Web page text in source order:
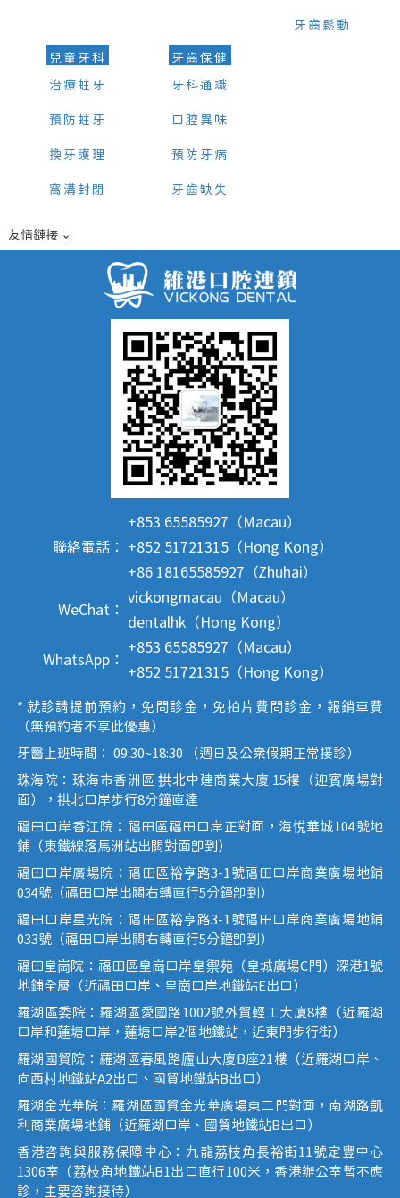
牙齒鬆動
兒童牙科
治療蛀牙
預防蛀牙
換牙護理
窩溝封閉
牙齒保健
牙科通識
口腔異味
預防牙病
牙齒缺失
友情鏈接
聯絡電話：
+853 65585927（Macau）
+852 51721315（Hong Kong）
+86 18165585927（Zhuhai）
WeChat：
vickongmacau（Macau）
dentalhk（Hong Kong）
WhatsApp：
+853 65585927（Macau）
+852 51721315（Hong Kong）
* 就診請提前預約，免問診金，免拍片費問診金，報銷車費
（無預約者不享此優惠）
牙醫上班時間： 09:30~18:30 （週日及公眾假期正常接診）
珠海院：珠海市香洲區 拱北中建商業大廈 15樓（迎賓廣場對
面），拱北口岸步行8分鐘直達
福田口岸香江院：福田區福田口岸正對面，海悅華城104號地
鋪（東鐵線落馬洲站出關對面即到）
福田口岸廣場院：福田區裕亨路3-1號福田口岸商業廣場地鋪
034號（福田口岸出關右轉直行5分鐘即到）
福田口岸星光院：福田區裕亨路3-1號福田口岸商業廣場地鋪
033號（福田口岸出關右轉直行5分鐘即到）
福田皇崗院：福田區皇崗口岸皇禦苑（皇城廣場C門）深港1號
地鋪全層（近福田口岸、皇崗口岸地鐵站E出口）
羅湖區委院：羅湖區愛國路1002號外貿輕工大廈8樓（近羅湖
口岸和蓮塘口岸，蓮塘口岸2個地鐵站，近東門步行街）
羅湖國貿院：羅湖區春風路廬山大廈B座21樓（近羅湖口岸、
向西村地鐵站A2出口、國貿地鐵站B出口）
羅湖金光華院：羅湖區國貿金光華廣場東二門對面，南湖路凱
利商業廣場地鋪（近羅湖口岸、國貿地鐵站B出口）
香港咨詢與服務保障中心：九龍荔枝角長裕街11號定豐中心
1306室（荔枝角地鐵站B1出口直行100米，香港辦公室暫不應
診，主要咨詢接待）